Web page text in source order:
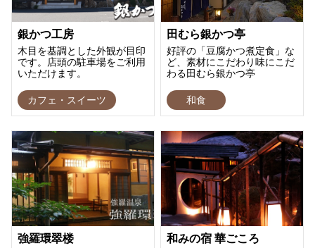
銀かつ工房
木目を基調とした外観が目印
です。店頭の駐車場をご利用
いただけます。
カフェ・スイーツ
田むら銀かつ亭
好評の「豆腐かつ煮定食」な
ど、素材にこだわり味にこだ
わる田むら銀かつ亭
和食
強羅環翠楼 和みの宿 華ごころ